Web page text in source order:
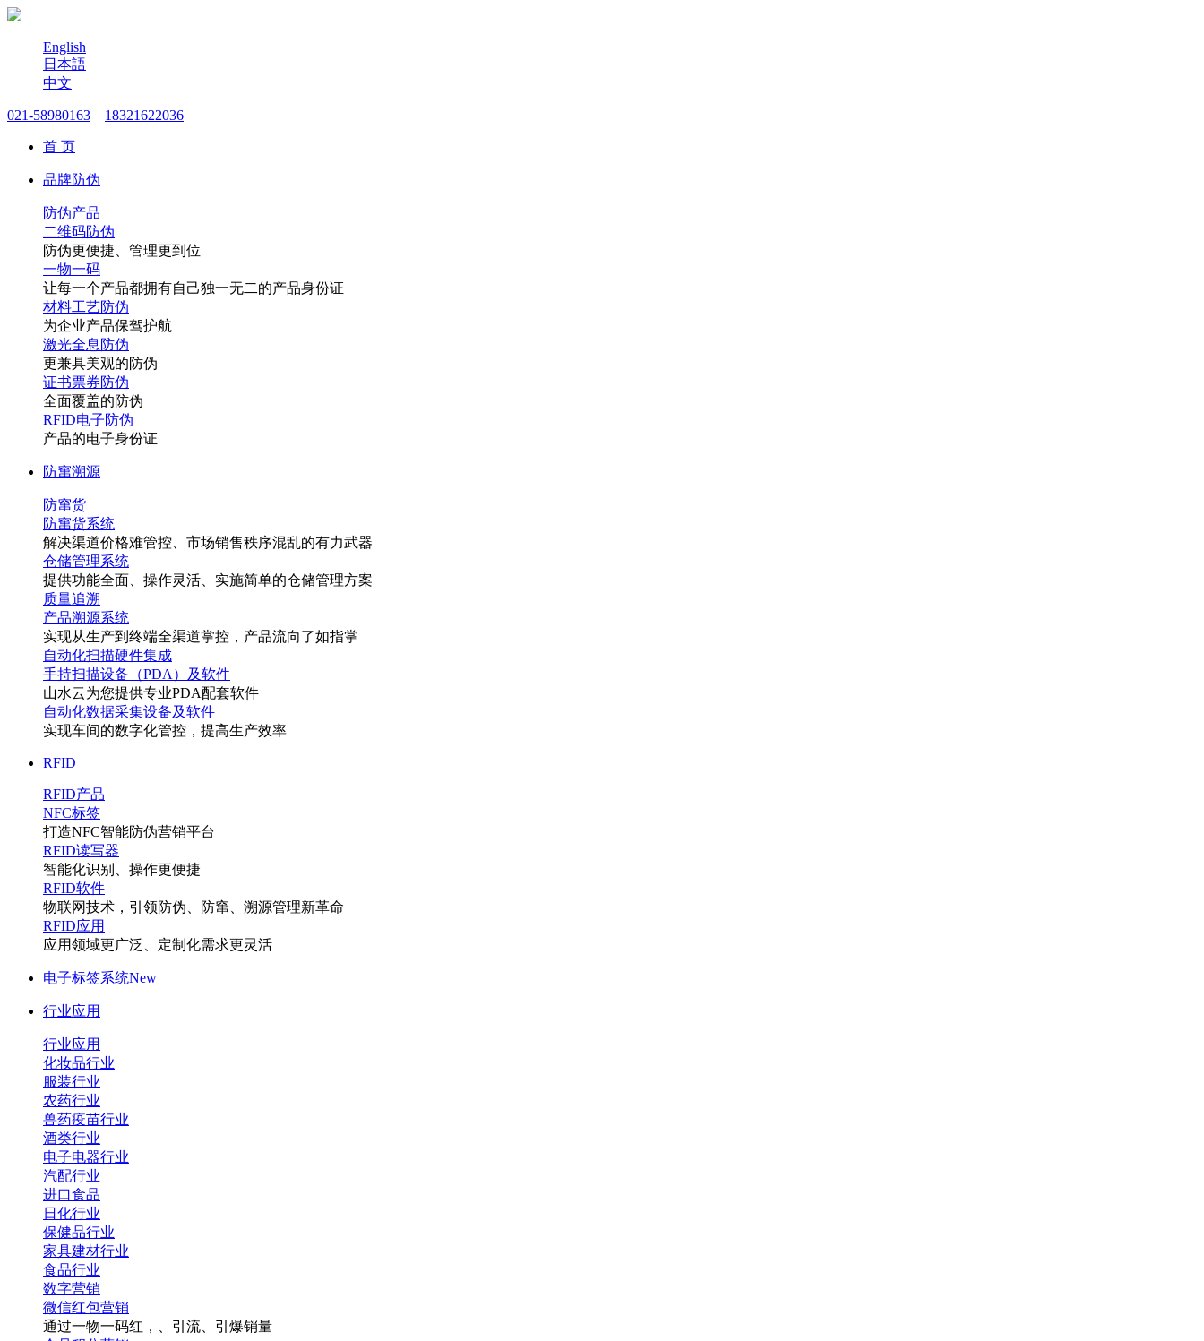
English
日本語
中文
021-58980163 18321622036
首 页
品牌防伪
防伪产品
二维码防伪
防伪更便捷、管理更到位
一物一码
让每一个产品都拥有自己独一无二的产品身份证
材料工艺防伪
为企业产品保驾护航
激光全息防伪
更兼具美观的防伪
证书票券防伪
全面覆盖的防伪
RFID电子防伪
产品的电子身份证
防窜溯源
防窜货
防窜货系统
解决渠道价格难管控、市场销售秩序混乱的有力武器
仓储管理系统
提供功能全面、操作灵活、实施简单的仓储管理方案
质量追溯
产品溯源系统
实现从生产到终端全渠道掌控，产品流向了如指掌
自动化扫描硬件集成
手持扫描设备（PDA）及软件
山水云为您提供专业PDA配套软件
自动化数据采集设备及软件
实现车间的数字化管控，提高生产效率
RFID
RFID产品
NFC标签
打造NFC智能防伪营销平台
RFID读写器
智能化识别、操作更便捷
RFID软件
物联网技术，引领防伪、防窜、溯源管理新革命
RFID应用
应用领域更广泛、定制化需求更灵活
电子标签系统New
行业应用
行业应用
化妆品行业
服装行业
农药行业
兽药疫苗行业
酒类行业
电子电器行业
汽配行业
进口食品
日化行业
保健品行业
家具建材行业
食品行业
数字营销
微信红包营销
通过一物一码红 ，
、引流、引爆销量